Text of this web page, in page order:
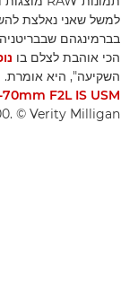
בברמינגהם
הכי אוהבת לצלם בו
השקיעה", היא
F2L IS USM
‎© Verity Milligan